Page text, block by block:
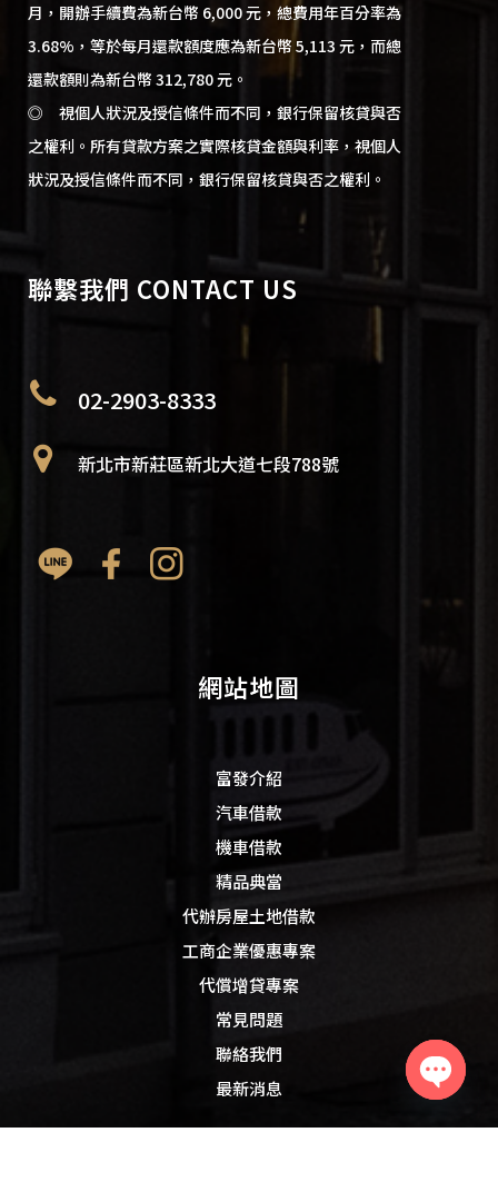
月，開辦手續費為新台幣 6,000 元，總費用年百分率為
3.68%，等於每月還款額度應為新台幣 5,113 元，而總
還款額則為新台幣 312,780 元。
◎ 視個人狀況及授信條件而不同，銀行保留核貸與否
之權利。所有貸款方案之實際核貸金額與利率，視個人
狀況及授信條件而不同，銀行保留核貸與否之權利。
聯繫我們 CONTACT US
02-2903-8333
新北市新莊區新北大道七段788號
網站地圖
富發介紹
汽車借款
機車借款
精品典當
代辦房屋土地借款
工商企業優惠專案
代償增貸專案
常見問題
聯絡我們
最新消息
chaty